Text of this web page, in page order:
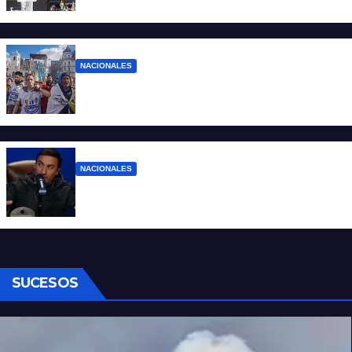
NACIONALES
NACIONALES
SUCESOS